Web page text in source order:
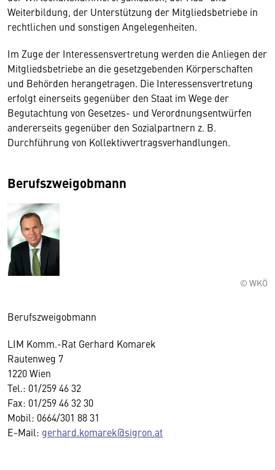
Weiterbildung, der Unterstützung der Mitgliedsbetriebe in
rechtlichen und sonstigen Angelegenheiten.
Im Zuge der Interessensvertretung werden die Anliegen der
Mitgliedsbetriebe an die gesetzgebenden Körperschaften
und Behörden herangetragen. Die Interessensvertretung
erfolgt einerseits gegenüber den Staat im Wege der
Begutachtung von Gesetzes- und Verordnungsentwürfen
andererseits gegenüber den Sozialpartnern z. B.
Durchführung von Kollektivvertragsverhandlungen.
Berufszweigobmann
© WKÖ
Berufszweigobmann
LIM Komm.-Rat Gerhard Komarek
Rautenweg 7
1220 Wien
Tel.: 01/259 46 32
Fax: 01/259 46 32 30
Mobil: 0664/301 88 31
E-Mail: gerhard.komarek@sigron.at